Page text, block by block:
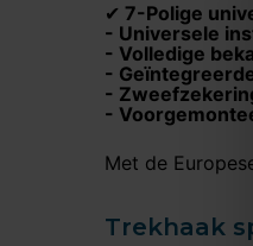
✔ 7-Polige
- Universele
- Volledige
-
-
-
Met de
Trekhaak